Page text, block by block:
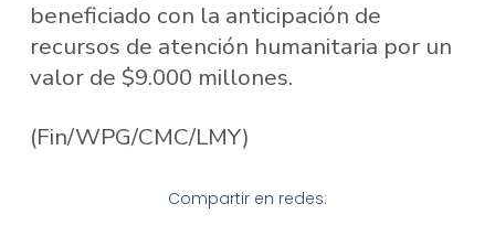
beneficiado con la anticipación de
recursos de atención humanitaria por un
valor de $9.000 millones.
(Fin/WPG/CMC/LMY)
Compartir en redes: